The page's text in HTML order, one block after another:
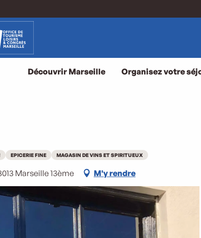
Découvrir Marseille Organisez votre
EPICERIE FINE MAGASIN DE VINS ET SPIRITUEUX
Marseille 13ème M'y rendre